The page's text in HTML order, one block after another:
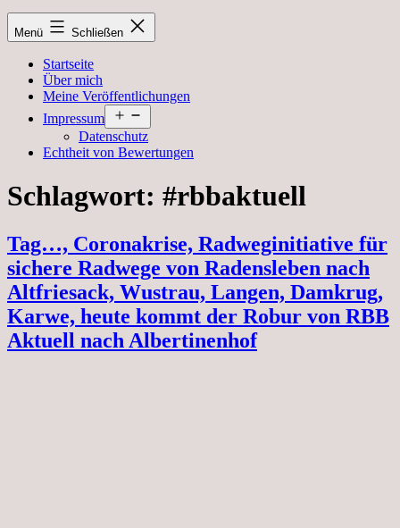
Menü Schließen
Startseite
Über mich
Meine Veröffentlichungen
Impressum
öffnen
Datenschutz
Echtheit von Bewertungen
Schlagwort: #rbbaktuell
Tag…, Coronakrise, Radweginitiative für
sichere Radwege von Radensleben nach
Altfriesack, Wustrau, Langen, Damkrug,
Karwe, heute kommt der Robur von RBB
Aktuell nach Albertinenhof